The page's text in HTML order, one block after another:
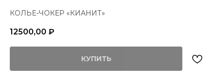
КОЛЬЕ-ЧОКЕР «КИАНИТ»
12500,00 ₽
КУПИТЬ